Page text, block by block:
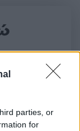
parties, or
for
50 /50